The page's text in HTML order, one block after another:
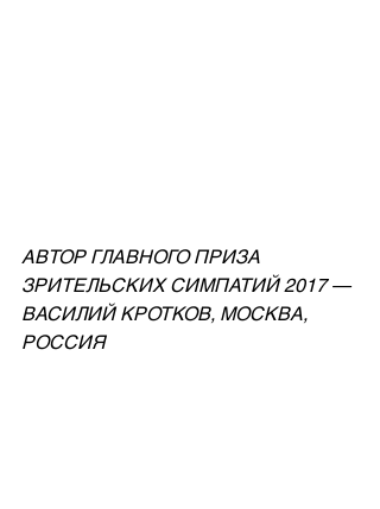
АВТОР ГЛАВНОГО ПРИЗА
ЗРИТЕЛЬСКИХ СИМПАТИЙ 2017 —
ВАСИЛИЙ КРОТКОВ, МОСКВА,
РОССИЯ